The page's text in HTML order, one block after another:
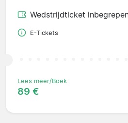
Wedstrijdticket
E-Tickets
Lees meer/Boek
89 €